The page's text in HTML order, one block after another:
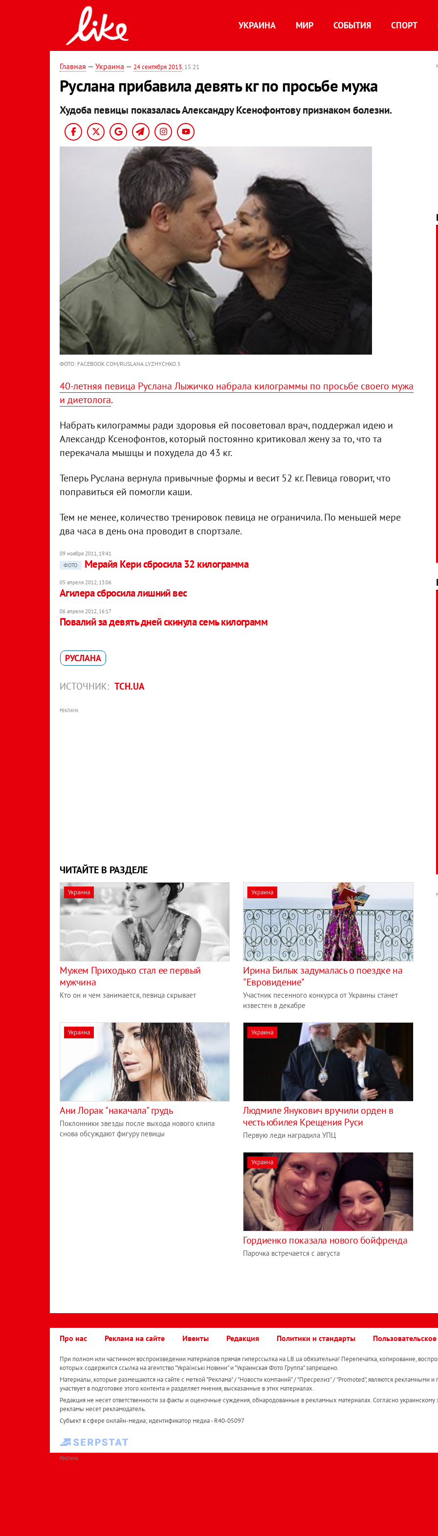
УКРАИНА МИР СОБЫТИЯ СПОРТ
Главная — Украина — 24 сентября 2013, 15:21
Руслана прибавила девять кг по просьбе мужа
Худоба певицы показалась Александру Ксенофонтову признаком болезни.
ФОТО: FACEBOOK.COM/RUSLANA.LYZHYCHKO.5
40-летняя певица Руслана Лыжичко набрала килограммы по просьбе своего мужа
и диетолога.
Набрать килограммы ради здоровья ей посоветовал врач, поддержал идею и
Александр Ксенофонтов, который постоянно критиковал жену за то, что та
перекачала мышцы и похудела до 43 кг.
Теперь Руслана вернула привычные формы и весит 52 кг. Певица говорит, что
поправиться ей помогли каши.
Тем не менее, количество тренировок певица не ограничила. По меньшей мере
два часа в день она проводит в спортзале.
09 ноября 2011, 19:41
ФОТО
Мерайя Кери сбросила 32 килограмма
05 апреля 2012, 13:06
Агилера сбросила лишний вес
06 апреля 2012, 16:17
Повалий за девять дней скинула семь килограмм
РУСЛАНА
ИСТОЧНИК: ТСН.UA
РЕКЛАМА
ЧИТАЙТЕ В РАЗДЕЛЕ
Украина
Мужем Приходько стал ее первый
мужчина
Кто он и чем занимается, певица скрывает
Украина
Ирина Билык задумалась о поездке на
"Евровидение"
Участник песенного конкурса от Украины станет
известен в декабре
Украина
Ани Лорак "накачала" грудь
Поклонники звезды после выхода нового клипа
снова обсуждают фигуру певицы
Украина
Людмиле Янукович вручили орден в
честь юбилея Крещения Руси
Первую леди наградила УПЦ
Украина
Гордиенко показала нового бойфренда
Парочка встречается с августа
Про нас Реклама на сайте Ивенты Редакция Политики и стандарты
При полном или частичном воспроизведении материалов прямая гиперссылка на LB.ua обязательна! Перепечатка, копирование,
которых содержится ссылка на агентство "Українськi Новини" и "Украинская Фото Группа" запрещено.
Материалы, которые размещаются на сайте с меткой "Реклама" / "Новости компаний" / "Пресрелиз" / "Promoted", являются рекламными и
участвует в подготовке этого контента и разделяет мнения, высказанные в этих материалах.
Редакция не несет ответственности за факты и оценочные суждения, обнародованные в рекламных материалах. Согласно украинскому
рекламы несет рекламодатель.
Субъект в сфере онлайн-медиа; идентификатор медиа - R40-05097
РЕКЛАМА